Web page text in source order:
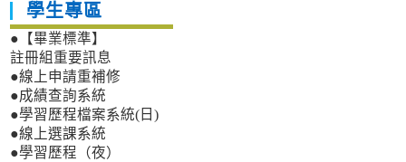
學生專區
●【畢業標準】
註冊組重要訊息
●線上申請重補修
●成績查詢系統
●學習歷程檔案系統(日)
●線上選課系統
●學習歷程（夜）